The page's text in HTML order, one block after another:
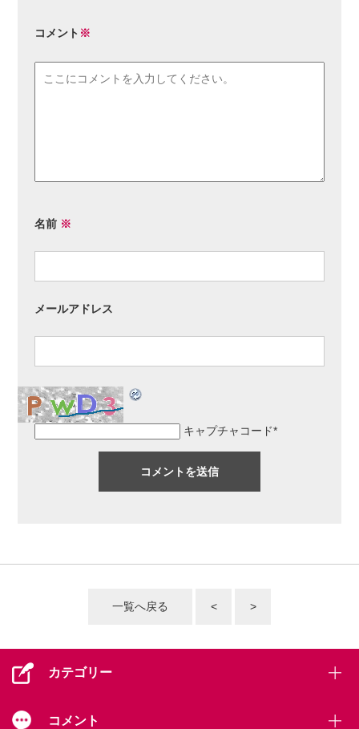
コメント ※
名前 ※
メールアドレス
キャプチャコード*
一覧へ戻る < >
カテゴリー
コメント